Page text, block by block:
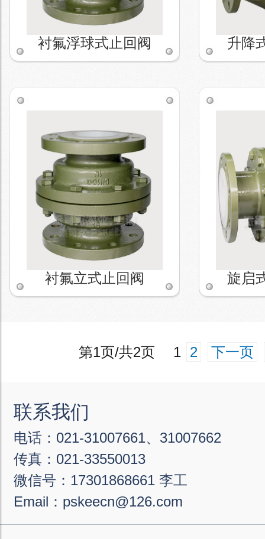
衬氟浮球式止回阀 升降
衬氟立式止回阀 旋启
第1页/共2页 1 2 下一页
联系我们
电话：021-31007661、31007662
传真：021-33550013
微信号：17301868661 李工
Email：pskeecn@126.com